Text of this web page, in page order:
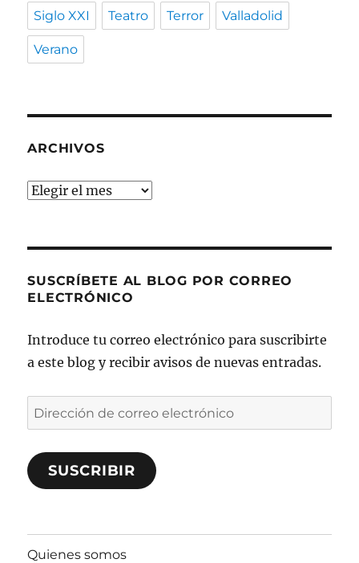
Siglo XXI Teatro Terror Valladolid
Verano
ARCHIVOS
Archivos
SUSCRÍBETE AL BLOG POR CORREO
ELECTRÓNICO
Introduce tu correo electrónico para suscribirte
a este blog y recibir avisos de nuevas entradas.
Dirección
de
correo
electrónico
SUSCRIBIR
Quienes somos